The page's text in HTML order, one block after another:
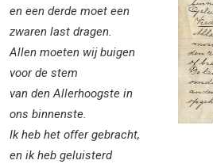
en een derde moet een
zwaren last dragen.
Allen moeten wij buigen
voor de stem
van den Allerhoogste in
ons binnenste.
Ik heb het offer gebracht,
en ik heb geluisterd